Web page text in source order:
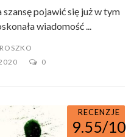
szansę pojawić się już w tym
wiadomość ...
0
RECENZJE
9.55/10